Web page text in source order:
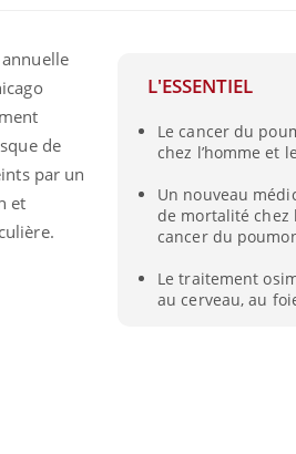
L'ESSENTIEL
Le cancer du
chez l’homme et
Un nouveau
de mortalité chez
cancer du
Le traitement
au cerveau, au
de
par un
et
Youtube
Carence en fer : comprendre
prévenir Youtube
Fatigue, irritabilité, brouillard mental
même alopécie… Les symptômes de
carence en fer sont multiples ce qui
...